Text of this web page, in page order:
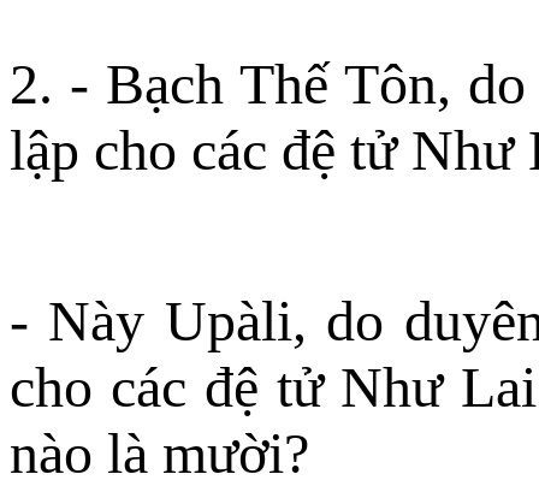
2. - Bạch Thế Tôn,
lập cho các đệ tử
- Này Upàli, do
cho các đệ tử Như
nào là mười?